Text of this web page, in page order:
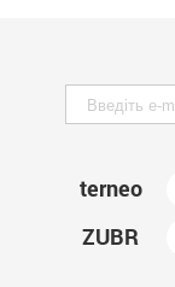
terneo
ZUBR